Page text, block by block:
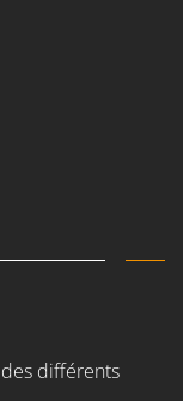
des différents